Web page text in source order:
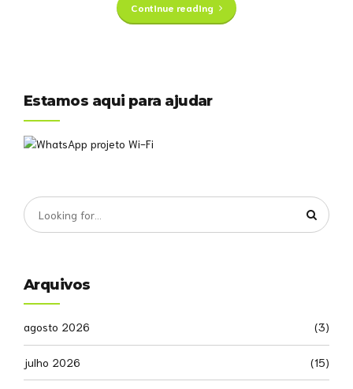
Continue reading
Estamos aqui para ajudar
Arquivos
agosto 2026 (3)
julho 2026 (15)